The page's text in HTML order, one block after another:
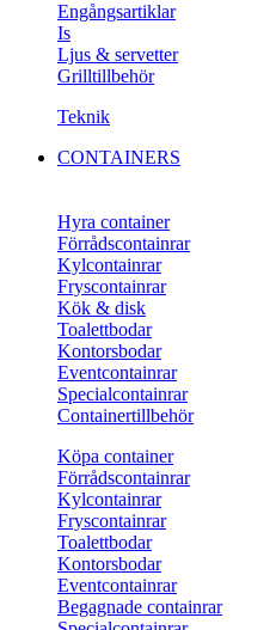
Engångsartiklar
Is
Ljus & servetter
Grilltillbehör
Teknik
CONTAINERS
Hyra container
Förrådscontainrar
Kylcontainrar
Fryscontainrar
Kök & disk
Toalettbodar
Kontorsbodar
Eventcontainrar
Specialcontainrar
Containertillbehör
Köpa container
Förrådscontainrar
Kylcontainrar
Fryscontainrar
Toalettbodar
Kontorsbodar
Eventcontainrar
Begagnade containrar